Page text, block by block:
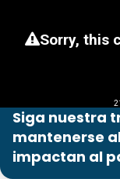
Siga nuestra
mantenerse
impactan al